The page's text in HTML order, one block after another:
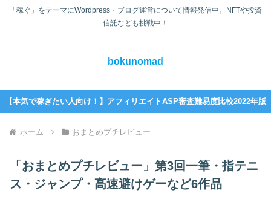
「稼ぐ」をテーマにWordpress・ブログ運営について情報発信中。NFTや投資
信託なども挑戦中！
bokunomad
【本気で稼ぎたい人向け！】アフィリエイトASP審査難易度比較2022年版
ホーム おまとめプチレビュー
「おまとめプチレビュー」第3回一筆・指テニ
ス・ジャンプ・高速避けゲーなど6作品